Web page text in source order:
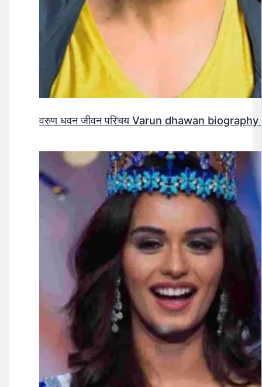
वरुण धवन जीवन परिचय Varun dhawan